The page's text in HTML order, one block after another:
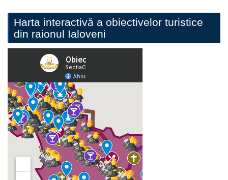
Harta interactivă a obiectivelor turistice
din raionul Ialoveni